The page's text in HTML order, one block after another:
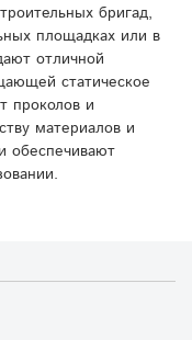
бригад,
площадках или в
отличной
статическое
проколов и
материалов и
обеспечивают